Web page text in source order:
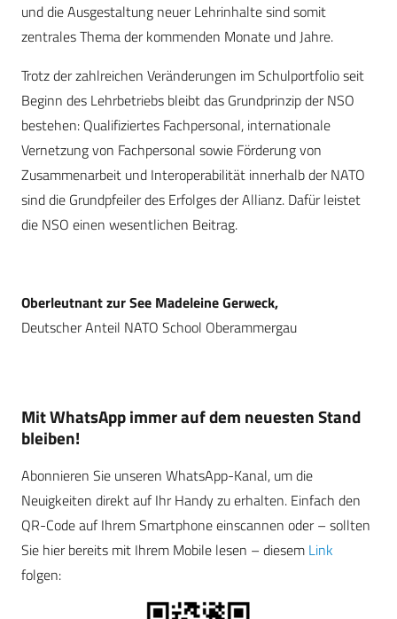
und die Ausgestaltung neuer Lehrinhalte sind somit
zentrales Thema der kommenden Monate und Jahre.
Trotz der zahlreichen Veränderungen im Schulportfolio seit
Beginn des Lehrbetriebs bleibt das Grundprinzip der NSO
bestehen: Qualifiziertes Fachpersonal, internationale
Vernetzung von Fachpersonal sowie Förderung von
Zusammenarbeit und Interoperabilität innerhalb der NATO
sind die Grundpfeiler des Erfolges der Allianz. Dafür leistet
die NSO einen wesentlichen Beitrag.
Oberleutnant zur See Madeleine Gerweck,
Deutscher Anteil NATO School Oberammergau
Mit WhatsApp immer auf dem neuesten Stand
bleiben!
Abonnieren Sie unseren WhatsApp-Kanal, um die
Neuigkeiten direkt auf Ihr Handy zu erhalten. Einfach den
QR-Code auf Ihrem Smartphone einscannen oder – sollten
Sie hier bereits mit Ihrem Mobile lesen – diesem Link
folgen: